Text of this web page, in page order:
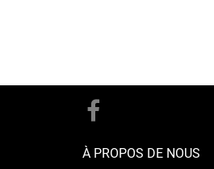
À PROPOS DE NOUS